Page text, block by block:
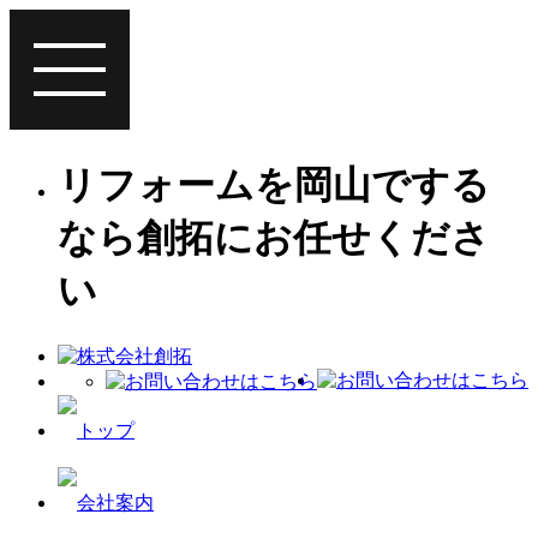
リフォームを岡山でする
なら創拓にお任せくださ
い